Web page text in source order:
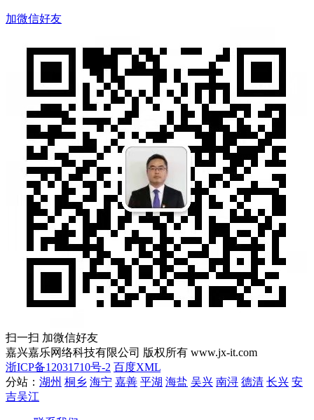
加微信好友
扫一扫 加微信好友
嘉兴嘉乐网络科技有限公司 版权所有 www.jx-it.com
浙ICP备12031710号-2 百度XML
分站： 湖州 桐乡 海宁 嘉善 平湖 海盐 吴兴 南浔 德清 长兴 安
吉吴江